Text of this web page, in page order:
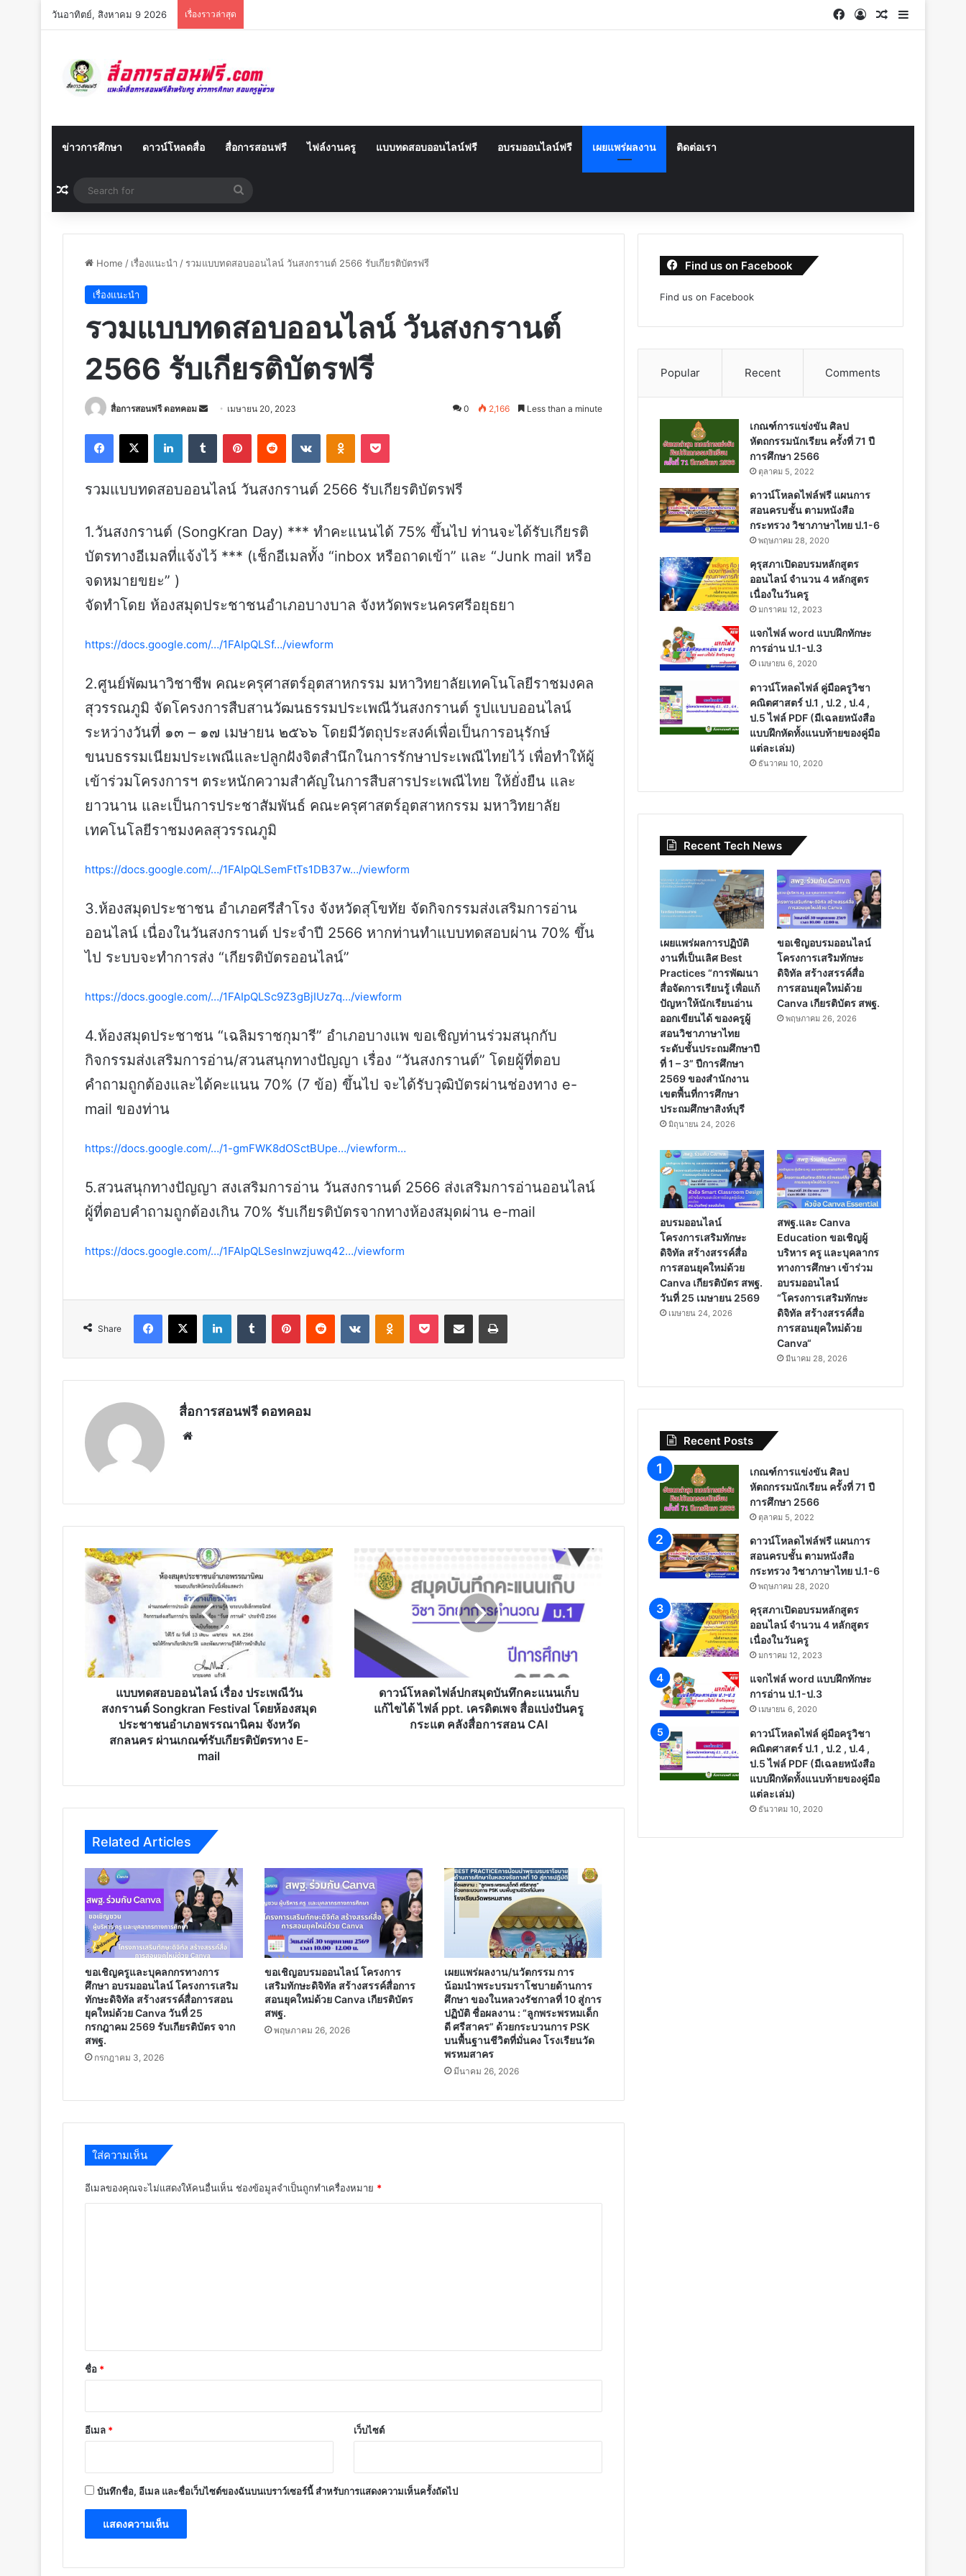
วันอาทิตย์, สิงหาคม 9 2026 เรื่องราวล่าสุด Facebook
Log InRandom
Sidebar
ข่าวการศึกษา ดาวน์โหลดสื่อ สื่อการสอนฟรี ไฟล์งานครู แบบทดสอบออนไลน์ฟรี อบรมออนไลน์ฟรี เผยแพร่ผลงาน ติดต่อเรา
Random Article
for
Home / เรื่องแนะนำ /รวมแบบทดสอบออนไลน์ วันสงกรานต์ 2566 รับเกียรติบัตรฟรี
เรื่องแนะนำ
รวมแบบทดสอบออนไลน์ วันสงกรานต์
2566 รับเกียรติบัตรฟรี
สื่อการสอนฟรี ดอทคอม
Send เมษายน 20, 2023 0 2,166 Less than a minute
Facebook
X LinkedInTumblr PinterestReddit VKontakteOdnoklassniki
Pocket
รวมแบบทดสอบออนไลน์ วันสงกรานต์ 2566 รับเกียรติบัตรฟรี
1.วันสงกรานต์ (SongKran Day) *** ทำคะแนนได้ 75% ขึ้นไป ท่านจะได้รับเกียรติ
บัตรทางอีเมลที่แจ้งไว้ *** (เช็กอีเมลทั้ง “inbox หรือถาดเข้า” และ “Junk mail หรือ
จดหมายขยะ” )
จัดทำโดย ห้องสมุดประชาชนอำเภอบางบาล จังหวัดพระนครศรีอยุธยา
https://docs.google.com/…/1FAIpQLSf…/viewform
2.ศูนย์พัฒนาวิชาชีพ คณะครุศาสตร์อุตสาหกรรม มหาวิทยาลัยเทคโนโลยีราชมงคล
สุวรรณภูมิ จัดโครงการสืบสานวัฒนธรรมประเพณีวันสงกรานต์ รูปแบบออนไลน์
ระหว่างวันที่ ๑๓ – ๑๗ เมษายน ๒๕๖๖ โดยมีวัตถุประสงค์เพื่อเป็นการอนุรักษ์
ขนบธรรมเนียมประเพณีและปลูกฝังจิตสำนึกในการรักษาประเพณีไทยไว้ เพื่อทำให้ผู้
เข้าร่วมโครงการฯ ตระหนักความสำคัญในการสืบสารประเพณีไทย ให้ยั่งยืน และ
ยาวนาน และเป็นการประชาสัมพันธ์ คณะครุศาสตร์อุตสาหกรรม มหาวิทยาลัย
เทคโนโลยีราชมงคลสุวรรณภูมิ
https://docs.google.com/…/1FAIpQLSemFtTs1DB37w…/viewform
3.ห้องสมุดประชาชน อำเภอศรีสำโรง จังหวัดสุโขทัย จัดกิจกรรมส่งเสริมการอ่าน
ออนไลน์ เนื่องในวันสงกรานต์ ประจำปี 2566 หากท่านทำแบบทดสอบผ่าน 70% ขึ้น
ไป ระบบจะทำการส่ง “เกียรติบัตรออนไลน์”
https://docs.google.com/…/1FAIpQLSc9Z3gBjIUz7q…/viewform
4.ห้องสมุดประชาชน “เฉลิมราชกุมารี” อำเภอบางแพ ขอเชิญท่านร่วมสนุกกับ
กิจกรรมส่งเสริมการอ่าน/สวนสนุกทางปัญญา เรื่อง “วันสงกรานต์” โดยผู้ที่ตอบ
คำถามถูกต้องและได้คะแนน 70% (7 ข้อ) ขึ้นไป จะได้รับวุฒิบัตรผ่านช่องทาง e-
mail ของท่าน
https://docs.google.com/…/1-gmFWK8dOSctBUpe…/viewform…
5.สวนสนุกทางปัญญา สงเสริมการอ่าน วันสงกรานต์ 2566 ส่งเสริมการอ่านออนไลน์
ผู้ที่ตอบคำถามถูกต้องเกิน 70% รับเกียรติบัตรจากทางห้องสมุดผ่าน e-mail
https://docs.google.com/…/1FAIpQLSesInwzjuwq42…/viewform
Share
Facebook
X LinkedInTumblr PinterestReddit VKontakteOdnoklassniki
Pocket Share via Email Print
สื่อการสอนฟรี ดอทคอม
แบบ
ทดสอบ
ออนไลน์ เรื่อง
ประเพณี
สงกรานต์
Songkran
Festival
โดย
ประชาชน
รับ
บัตร
ทาง
E-
mail
แบบทดสอบออนไลน์ เรื่อง ประเพณีวัน
สงกรานต์ Songkran Festival โดยห้องสมุด
ประชาชนอำเภอพรรณานิคม จังหวัด
สกลนคร ผ่านเกณฑ์รับเกียรติบัตรทาง E-
mail
ดาวน์โหลด
บันทึก
คะแนน
เก็บ
แก้ไข
ได้
กระแต
สอน
CAI
ดาวน์โหลดไฟล์ปกสมุดบันทึกคะแนนเก็บ
แก้ไขได้ ไฟล์ ppt. เครดิตเพจ สื่อแบ่งปันครู
กระแต คลังสื่อการสอน CAI
Related Articles
ขอเชิญครูและบุคลกกรทางการ
ศึกษา อบรมออนไลน์ โครงการเสริม
ทักษะดิจิทัล สร้างสรรค์สื่อการสอน
ยุคใหม่ด้วย Canva วันที่ 25
กรกฎาคม 2569 รับเกียรติบัตร จาก
สพฐ.
กรกฎาคม 3, 2026
ขอเชิญอบรมออนไลน์ โครงการ
เสริมทักษะดิจิทัล สร้างสรรค์สื่อการ
สอนยุคใหม่ด้วย Canva เกียรติบัตร
สพฐ.
พฤษภาคม 26, 2026
เผยแพร่ผลงาน/นวัตกรรม การ
น้อมนำพระบรมราโชบายด้านการ
ศึกษา ของในหลวงรัชกาลที่ 10 สู่การ
ปฏิบัติ ชื่อผลงาน : “ลูกพระพรหมเด็ก
ดี ศรีสาคร” ด้วยกระบวนการ PSK
บนพื้นฐานชีวิตที่มั่นคง โรงเรียนวัด
พรหมสาคร
มีนาคม 26, 2026
ใส่ความเห็น
อีเมลของคุณจะไม่แสดงให้คนอื่นเห็น ช่องข้อมูลจำเป็นถูกทำเครื่องหมาย *
*
ชื่อ *
อีเมล * เว็บไซต์
บันทึกชื่อ, อีเมล และชื่อเว็บไซต์ของฉันบนเบราว์เซอร์นี้ สำหรับการแสดงความเห็นครั้งถัดไป
Find us on Facebook
Find us on Facebook
Popular Recent Comments
เกณฑ์การแข่งขัน ศิลป
หัตถกรรมนักเรียน ครั้งที่ 71 ปี
การศึกษา 2566
ตุลาคม 5, 2022
ดาวน์โหลดไฟล์ฟรี แผนการ
สอนครบชั้น ตามหนังสือ
กระทรวง วิชาภาษาไทย ป.1-6
พฤษภาคม 28, 2020
คุรุสภาเปิดอบรมหลักสูตร
ออนไลน์ จำนวน 4 หลักสูตร
เนื่องในวันครู
มกราคม 12, 2023
แจกไฟล์ word แบบฝึกทักษะ
การอ่าน ป.1-ป.3
เมษายน 6, 2020
ดาวน์โหลดไฟล์ คู่มือครูวิชา
คณิตศาสตร์ ป.1 , ป.2 , ป.4 ,
ป.5 ไฟล์ PDF (มีเฉลยหนังสือ
แบบฝึกหัดทั้งแนบท้ายของคู่มือ
แต่ละเล่ม)
ธันวาคม 10, 2020
Recent Tech News
เผยแพร่ผลการปฏิบัติ
งานที่เป็นเลิศ Best
Practices “การพัฒนา
สื่อจัดการเรียนรู้ เพื่อแก้
ปัญหาให้นักเรียนอ่าน
ออกเขียนได้ ของครูผู้
สอนวิชาภาษาไทย
ระดับชั้นประถมศึกษาปี
ที่ 1 – 3” ปีการศึกษา
2569 ของสำนักงาน
เขตพื้นที่การศึกษา
ประถมศึกษาสิงห์บุรี
มิถุนายน 24, 2026
ขอเชิญอบรมออนไลน์
โครงการเสริมทักษะ
ดิจิทัล สร้างสรรค์สื่อ
การสอนยุคใหม่ด้วย
Canva เกียรติบัตร สพฐ.
พฤษภาคม 26, 2026
อบรมออนไลน์
โครงการเสริมทักษะ
ดิจิทัล สร้างสรรค์สื่อ
การสอนยุคใหม่ด้วย
Canva เกียรติบัตร สพฐ.
วันที่ 25 เมษายน 2569
เมษายน 24, 2026
สพฐ.และ Canva
Education ขอเชิญผู้
บริหาร ครู และบุคลากร
ทางการศึกษา เข้าร่วม
อบรมออนไลน์
“โครงการเสริมทักษะ
ดิจิทัล สร้างสรรค์สื่อ
การสอนยุคใหม่ด้วย
Canva“
มีนาคม 28, 2026
Recent Posts
เกณฑ์การแข่งขัน ศิลป
หัตถกรรมนักเรียน ครั้งที่ 71 ปี
การศึกษา 2566
ตุลาคม 5, 2022
ดาวน์โหลดไฟล์ฟรี แผนการ
สอนครบชั้น ตามหนังสือ
กระทรวง วิชาภาษาไทย ป.1-6
พฤษภาคม 28, 2020
คุรุสภาเปิดอบรมหลักสูตร
ออนไลน์ จำนวน 4 หลักสูตร
เนื่องในวันครู
มกราคม 12, 2023
แจกไฟล์ word แบบฝึกทักษะ
การอ่าน ป.1-ป.3
เมษายน 6, 2020
ดาวน์โหลดไฟล์ คู่มือครูวิชา
คณิตศาสตร์ ป.1 , ป.2 , ป.4 ,
ป.5 ไฟล์ PDF (มีเฉลยหนังสือ
แบบฝึกหัดทั้งแนบท้ายของคู่มือ
แต่ละเล่ม)
ธันวาคม 10, 2020